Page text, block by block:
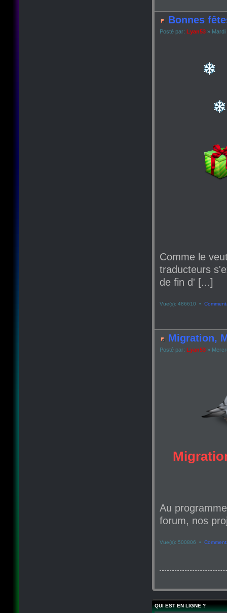
Bonnes
Posté par: Lyan53 » Mardi
Comme le
traducteurs
de fin d' [...]
Vue(s): 486610 •
Migration,
Posté par: Lyan53 »
Au
forum, nos
Vue(s): 500806 •
QUI EST EN LIGNE ?